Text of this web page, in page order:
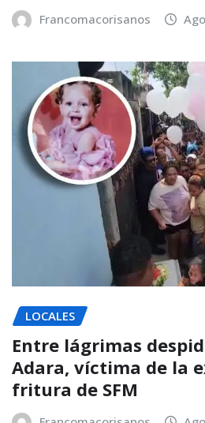
Francomacorisanos
LOCALES
Entre lágrimas
Adara, víctima de la
fritura de SFM